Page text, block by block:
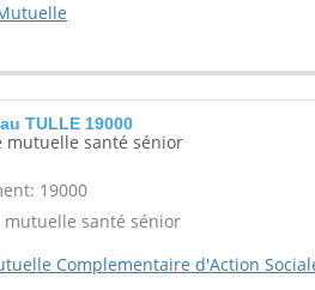
TULLE 19000
mutuelle santé sénior
19000
santé sénior
Complementaire d'Action